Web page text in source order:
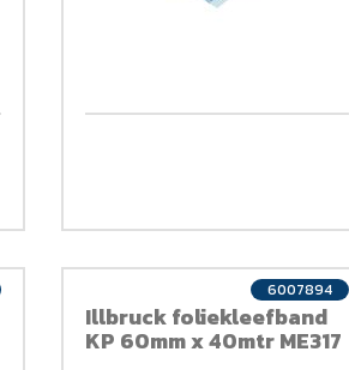
Illbruck foliekleefband
KP 60mm x 40mtr ME317
6007894